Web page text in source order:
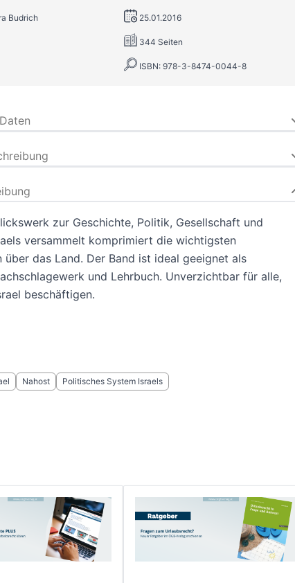
Budrich 25.01.2016
344 Seiten
ISBN: 978-3-8474-0044-8
zur Geschichte, Politik, Gesellschaft und
versammelt komprimiert die wichtigsten
über das Land. Der Band ist ideal geeignet als
und Lehrbuch. Unverzichtbar für alle,
beschäftigen.
Nahost Politisches System Israels